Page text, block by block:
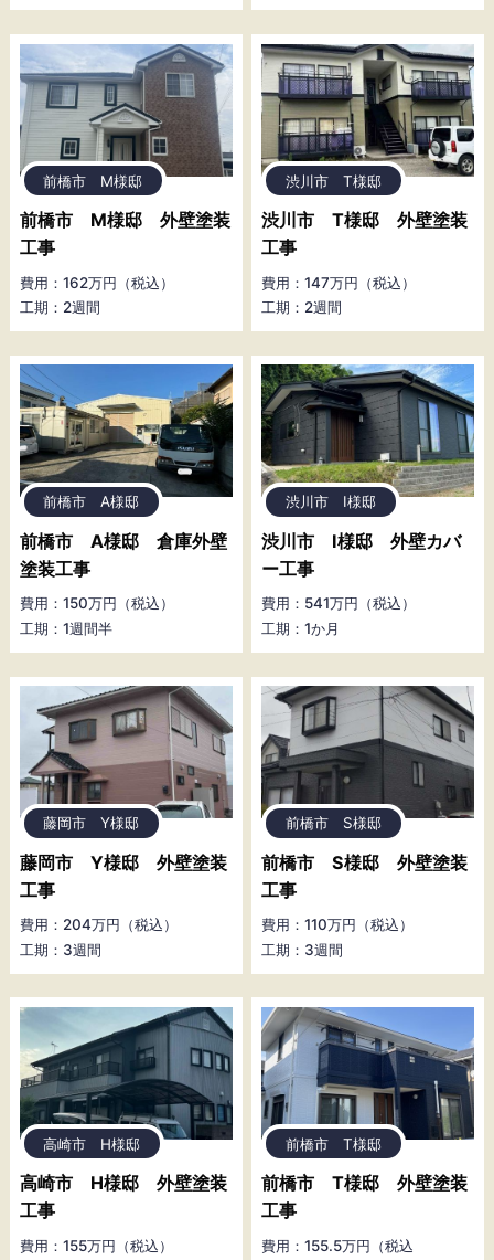
前橋市 M様邸
前橋市 M様邸 外壁塗装
工事
費用：162万円（税込）
工期：2週間
渋川市 T様邸
渋川市 T様邸 外壁塗装
工事
費用：147万円（税込）
工期：2週間
前橋市 A様邸
前橋市 A様邸 倉庫外壁
塗装工事
費用：150万円（税込）
工期：1週間半
渋川市 I様邸
渋川市 I様邸 外壁カバ
ー工事
費用：541万円（税込）
工期：1か月
藤岡市 Y様邸
藤岡市 Y様邸 外壁塗装
工事
費用：204万円（税込）
工期：3週間
前橋市 S様邸
前橋市 S様邸 外壁塗装
工事
費用：110万円（税込）
工期：3週間
高崎市 H様邸
高崎市 H様邸 外壁塗装
工事
費用：155万円（税込）
前橋市 T様邸
前橋市 T様邸 外壁塗装
工事
費用：155.5万円（税込